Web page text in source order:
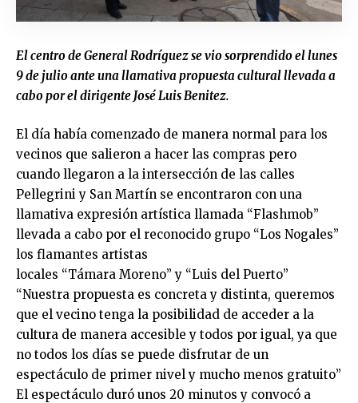
El centro de General Rodríguez se vio sorprendido el lunes
9 de julio ante una llamativa propuesta cultural llevada a
cabo por el dirigente José Luis Benitez.
El día había comenzado de manera normal para los
vecinos que salieron a hacer las compras pero
cuando llegaron a la intersección de las calles
Pellegrini y San Martín se encontraron con una
llamativa expresión artística llamada “Flashmob”
llevada a cabo por el reconocido grupo “Los Nogales”
los flamantes artistas
locales “Támara Moreno” y “Luis del Puerto”
“Nuestra propuesta es concreta y distinta, queremos
que el vecino tenga la posibilidad de acceder a la
cultura de manera accesible y todos por igual, ya que
no todos los días se puede disfrutar de un
espectáculo de primer nivel y mucho menos gratuito”
El espectáculo duró unos 20 minutos y convocó a